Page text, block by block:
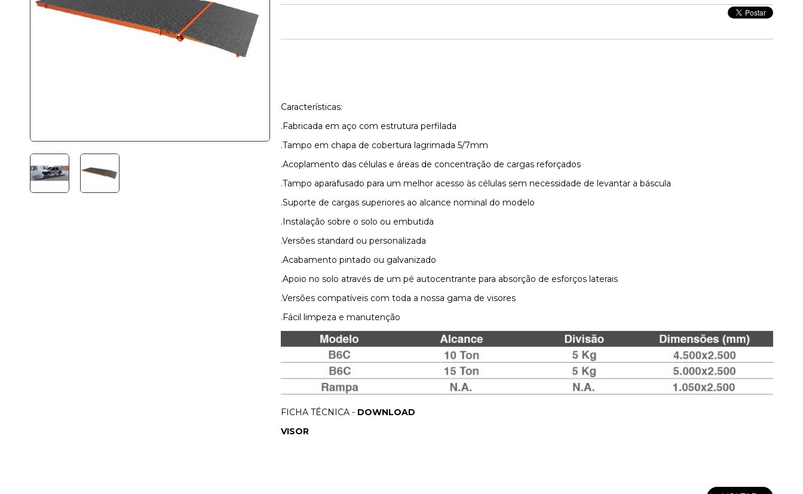
Características:
.Fabricada em aço com estrutura perfilada
.Tampo em chapa de cobertura lagrimada 5/7mm
.Acoplamento das células e áreas de concentração de cargas reforçados
.Tampo aparafusado para um melhor acesso às células sem necessidade de levantar a báscula
.Suporte de cargas superiores ao alcance nominal do modelo
.Instalação sobre o solo ou embutida
.Versões standard ou personalizada
.Acabamento pintado ou galvanizado
.Apoio no solo através de um pé autocentrante para absorção de esforços laterais
.Versões compatíveis com toda a nossa gama de visores
.Fácil limpeza e manutenção
FICHA TÉCNICA - DOWNLOAD
VISOR